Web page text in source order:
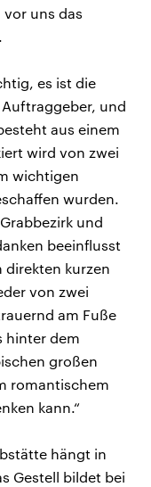
uns das
es ist die
und
aus einem
wird von zwei
wichtigen
wurden.
und
beeinflusst
kurzen
von zwei
am Fuße
hinter dem
großen
romantischem
kann.“
hängt in
Gestell bildet bei